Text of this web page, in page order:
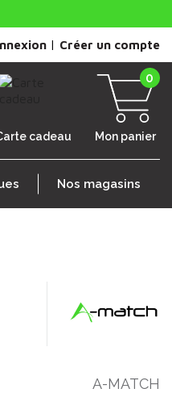
| Créer un compte
cadeau Mon panier
0
Nos magasins
A-MATCH